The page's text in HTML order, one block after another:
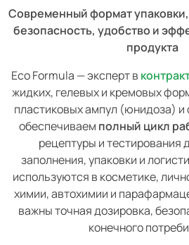
Современный формат
безопасность, удобство и
продукта
Eco Formula — эксперт в
жидких, гелевых и кремовых
пластиковых ампул (юнидоза)
обеспечиваем полный цикл
рецептуры и тестирования
заполнения, упаковки и
используются в косметике,
химии, автохимии и
важны точная дозировка,
конечного